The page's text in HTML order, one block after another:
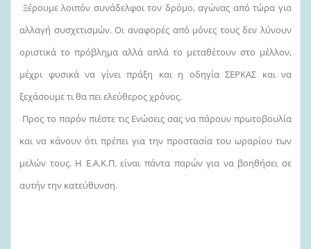
Ξέρουμε λοιπόν συνάδελφοι τον δρόμο, αγώνας από τώρα για
αλλαγή συσχετισμών. Οι αναφορές από μόνες τους δεν λύνουν
οριστικά το πρόβλημα αλλά απλά το μεταθέτουν στο μέλλον,
μέχρι φυσικά να γίνει πράξη και η οδηγία ΣΕΡΚΑΣ και να
ξεχάσουμε τι θα πει ελεύθερος χρόνος.
Προς το παρόν πιέστε τις Ενώσεις σας να πάρουν πρωτοβουλία
και να κάνουν ότι πρέπει για την προστασία του ωραρίου των
μελών τους. Η Ε.Α.Κ.Π. είναι πάντα παρών για να βοηθήσει σε
αυτήν την κατεύθυνση.